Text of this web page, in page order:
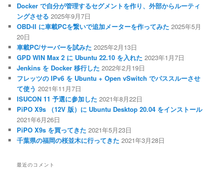
Docker で自分が管理するセグメントを作り、外部からルーティ
ングさせる 2025年9月7日
OBD-II に車載PCを繋いで追加メーターを作ってみた 2025年5月
20日
車載PC/サーバーを試みた 2025年2月13日
GPD WIN Max 2 に Ubuntu 22.10 を入れた 2023年1月7日
Jenkins を Docker 移行した 2022年2月19日
フレッツの IPv6 を Ubuntu + Open vSwitch でパススルーさせ
て使う 2021年11月7日
ISUCON 11 予選に参加した 2021年8月22日
PiPO X9s （12V 版）に Ubuntu Desktop 20.04 をインストール
2021年6月26日
PiPO X9s を買ってきた 2021年5月23日
千葉県の福岡の桜並木に行ってきた 2021年3月28日
最近のコメント